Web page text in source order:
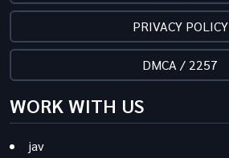
PRIVACY POLICY
DMCA / 2257
WORK WITH US
jav